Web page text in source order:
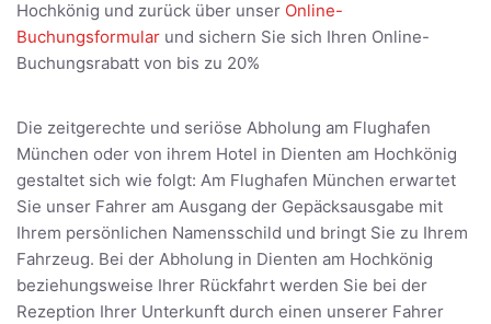
Hochkönig und zurück über unser Online-
Buchungsformular und sichern Sie sich Ihren Online-
Buchungsrabatt von bis zu 20%
Die zeitgerechte und seriöse Abholung am Flughafen
München oder von ihrem Hotel in Dienten am Hochkönig
gestaltet sich wie folgt: Am Flughafen München erwartet
Sie unser Fahrer am Ausgang der Gepäcksausgabe mit
Ihrem persönlichen Namensschild und bringt Sie zu Ihrem
Fahrzeug. Bei der Abholung in Dienten am Hochkönig
beziehungsweise Ihrer Rückfahrt werden Sie bei der
Rezeption Ihrer Unterkunft durch einen unserer Fahrer